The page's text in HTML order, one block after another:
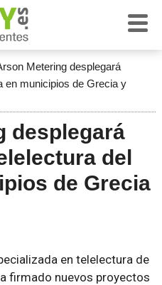
Metering desplegará
en municipios de Grecia y
desplegará
del
de Grecia
en telelectura de
firmado nuevos proyectos